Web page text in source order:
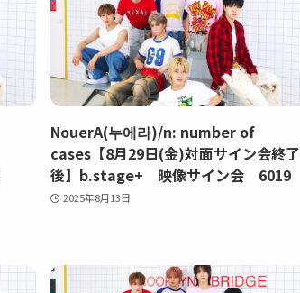
NouerA(누에라)/n: number of
cases【8月29日(金)対面サイン会終了
後】b.stage+ 映像サイン会 6019
2025年8月13日